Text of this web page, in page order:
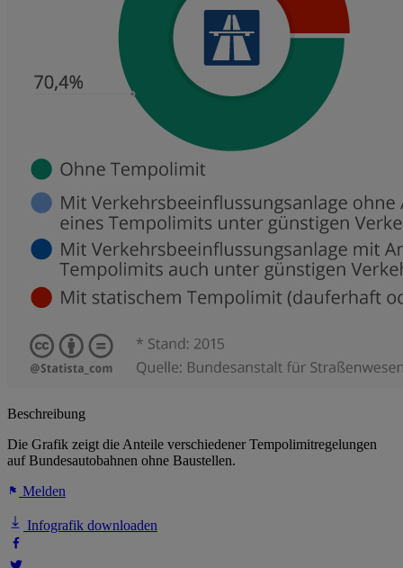
Beschreibung
Die Grafik zeigt die Anteile verschiedener Tempolimitregelungen
auf Bundesautobahnen ohne Baustellen.
Melden
Infografik downloaden